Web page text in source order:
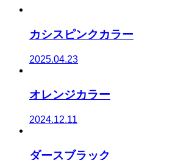
カシスピンクカラー
2025.04.23
オレンジカラー
2024.12.11
ダースブラック